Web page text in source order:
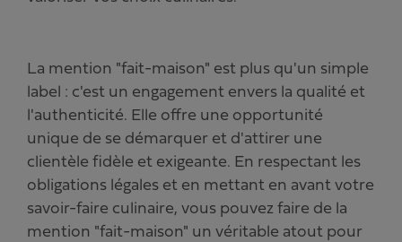
La mention "fait-maison" est plus qu'un simple
label : c'est un engagement envers la qualité et
l'authenticité. Elle offre une opportunité
unique de se démarquer et d'attirer une
clientèle fidèle et exigeante. En respectant les
obligations légales et en mettant en avant votre
savoir-faire culinaire, vous pouvez faire de la
mention "fait-maison" un véritable atout pour